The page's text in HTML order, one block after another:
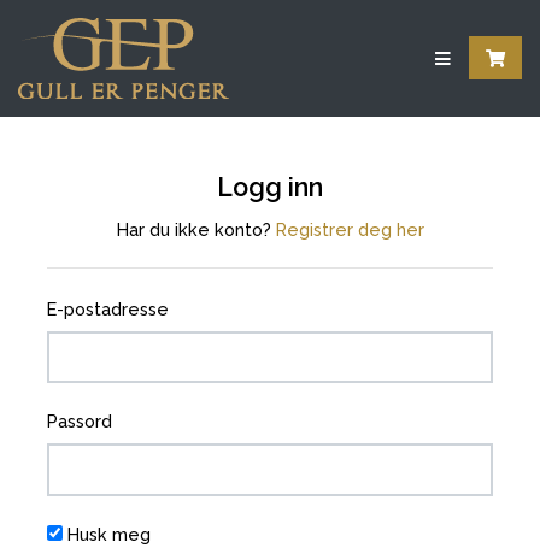
Logg inn
Har du ikke konto? Registrer deg her
E-postadresse
Passord
Husk meg